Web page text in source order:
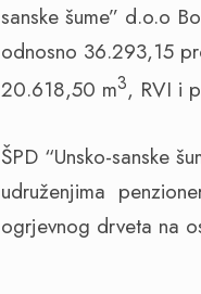
sanske šume” d.o.o
odnosno 36.293,15
20.618,50 m3, RVI i
ŠPD “Unsko-sanske
udruženjima
ogrjevnog drveta na